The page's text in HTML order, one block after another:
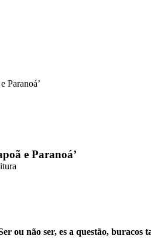
Paranoá’
e Paranoá’
ou não ser, es a questão, buracos